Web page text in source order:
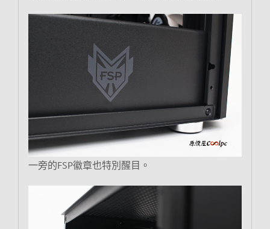
一旁的FSP徽章也特別醒目。